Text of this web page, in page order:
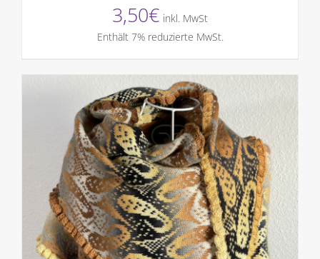
3,50€ inkl. MwSt
Enthält 7% reduzierte MwSt.